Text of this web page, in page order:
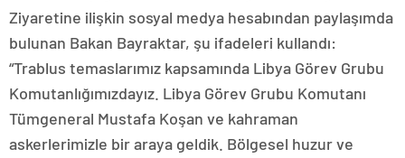
Ziyaretine ilişkin sosyal medya hesabından paylaşımda
bulunan Bakan Bayraktar, şu ifadeleri kullandı:
“Trablus temaslarımız kapsamında Libya Görev Grubu
Komutanlığımızdayız. Libya Görev Grubu Komutanı
Tümgeneral Mustafa Koşan ve kahraman
askerlerimizle bir araya geldik. Bölgesel huzur ve